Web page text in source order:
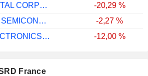
WESTERN DIGITAL CORPORATION
-20,29 %
TSMC (TAIWAN SEMICONDUCTOR MANUFACTURING COMPANY)
-2,27 %
SAMSUNG ELECTRONICS CO., LTD.
-12,00 %
France